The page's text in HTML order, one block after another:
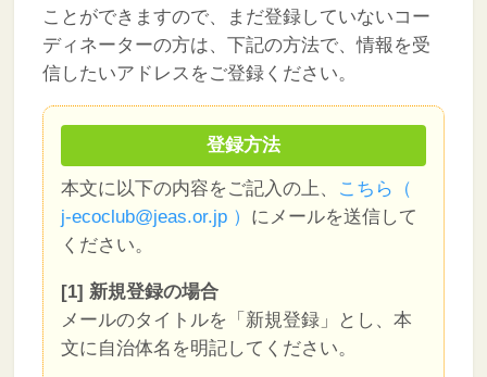
ことができますので、まだ登録していないコー
ディネーターの方は、下記の方法で、情報を受
信したいアドレスをご登録ください。
登録方法
本文に以下の内容をご記入の上、 こちら（
j-ecoclub@jeas.or.jp ） にメールを送信して
ください。
[1] 新規登録の場合
メールのタイトルを「新規登録」とし、本
文に自治体名を明記してください。